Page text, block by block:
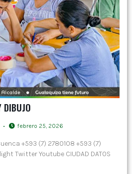
DIBUJO
febrero 25, 2026
+593 (7) 2780108 +593 (7)
Twitter Youtube CIUDAD DATOS